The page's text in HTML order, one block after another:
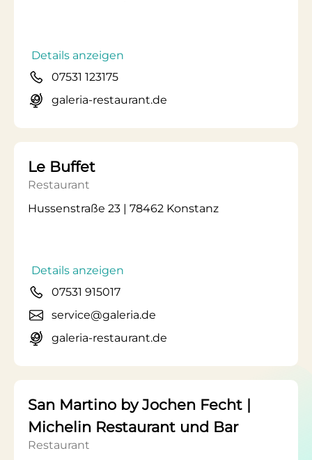
Details anzeigen
07531 123175
galeria-restaurant.de
Le Buffet
Restaurant
Hussenstraße 23 | 78462 Konstanz
Details anzeigen
07531 915017
service@galeria.de
galeria-restaurant.de
San Martino by Jochen Fecht |
Michelin Restaurant und Bar
Restaurant